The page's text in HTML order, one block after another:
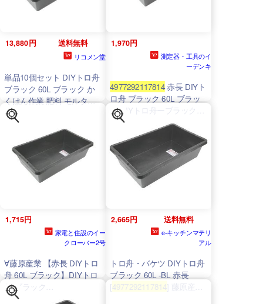
13,880円 送料無料
リコメン堂
単品10個セット DIYトロ舟
ブラック 60L ブラック か
くはん作業 肥料 モルタル
コンクリート 混ぜ合わせ
祭り 代引不可
1,970円
測定器・工具のイ
ーデンキ
4977292117814赤長 DIYト
ロ舟 ブラック 60L ブラッ
ク DIYトロ舟ーブラック
DIYトロ舟ブラック 60L型
1,715円
家電と住設のイー
クローバー2号
∀藤原産業 【赤長 DIYトロ
舟 60L ブラック】DIYトロ
舟 ブラック
4977292117814
2,665円 送料無料
e-キッチンマテリ
アル
トロ舟・バケツ DIYトロ舟
ブラック 60L -BL 赤長
[4977292117814] 藤原産業